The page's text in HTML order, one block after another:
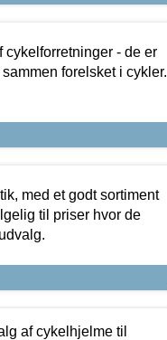
- de er
forelsket i cykler.
med et godt sortiment
til priser hvor de
af cykelhjelme til